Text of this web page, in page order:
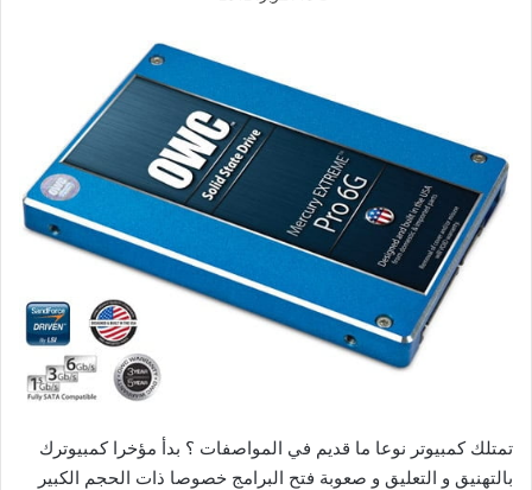
تمتلك كمبيوتر نوعا ما قديم في المواصفات ؟ بدأ مؤخرا كمبيوترك
بالتهنيق و التعليق و صعوبة فتح البرامج خصوصا ذات الحجم الكبير